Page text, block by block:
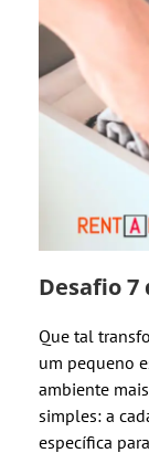
Desafio 7
Que tal
um pequeno
ambiente
simples: a
específica